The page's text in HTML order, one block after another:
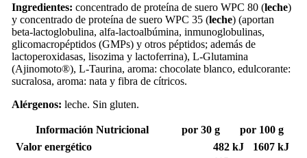
Ingredientes: concentrado de proteína de suero WPC 80 (leche)
y concentrado de proteína de suero WPC 35 (leche) (aportan
beta-lactoglobulina, alfa-lactoalbúmina, inmunoglobulinas,
glicomacropéptidos (GMPs) y otros péptidos; además de
lactoperoxidasas, lisozima y lactoferrina), L-Glutamina
(Ajinomoto®), L-Taurina, aroma: chocolate blanco, edulcorante:
sucralosa, aroma: nata y fibra de cítricos.
Alérgenos: leche. Sin gluten.
Información Nutricional por 30 g
por 100 g
Valor energético
482 kJ
1607 kJ